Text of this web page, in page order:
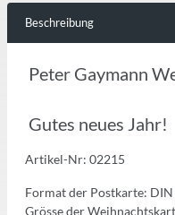
Beschreibung
Peter Gaymann
Gutes neues Jahr!
Artikel-Nr: 02215
Format der Postkarte:
Grösse der